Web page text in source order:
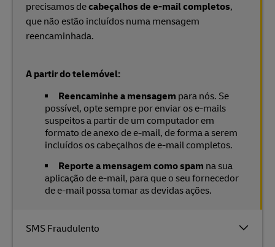
SMS Fraudulento
precisamos decabeçalhos de e-mail completos,
que não estão incluídos numa mensagem
reencaminhada.
A partir do telemóvel:
Reencaminhe a mensagem para nós. Se
possível, opte sempre por enviar os e-mails
suspeitos a partir de um computador em
formato de anexo de e-mail, de forma a serem
incluídos os cabeçalhos de e-mail completos.
Reporte a mensagem como spam na sua
aplicação de e-mail, para que o seu fornecedor
de e-mail possa tomar as devidas ações.